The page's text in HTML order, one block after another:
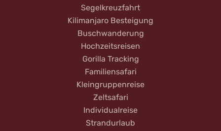
Segelkreuzfahrt
Kilimanjaro Besteigung
Buschwanderung
Hochzeitsreisen
Gorilla Tracking
Familiensafari
Kleingruppenreise
Zeltsafari
Individualreise
Strandurlaub